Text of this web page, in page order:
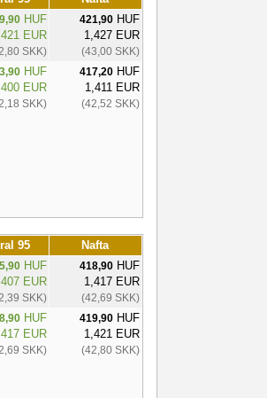
HUF
EUR
SKK)
421,90HUF
1,427 EUR
(43,00 SKK)
HUF
EUR
SKK)
417,20HUF
1,411 EUR
(42,52 SKK)
95 Nafta
HUF
EUR
SKK)
418,90HUF
1,417 EUR
(42,69 SKK)
HUF
EUR
SKK)
419,90HUF
1,421 EUR
(42,80 SKK)